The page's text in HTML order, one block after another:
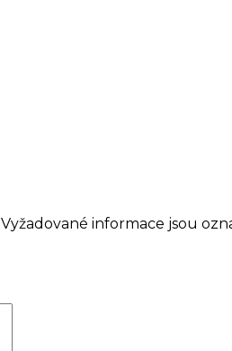
Vyžadované informace jsou